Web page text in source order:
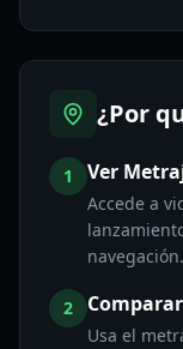
¿Por
1 Ver
Accede a
navegación.
2
Usa el